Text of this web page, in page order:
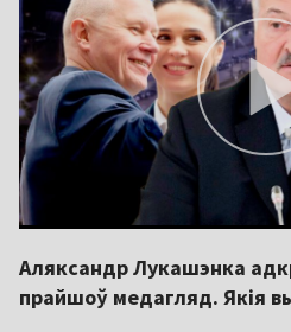
Аляксандр Лукашэнка
прайшоў медагляд. Якія